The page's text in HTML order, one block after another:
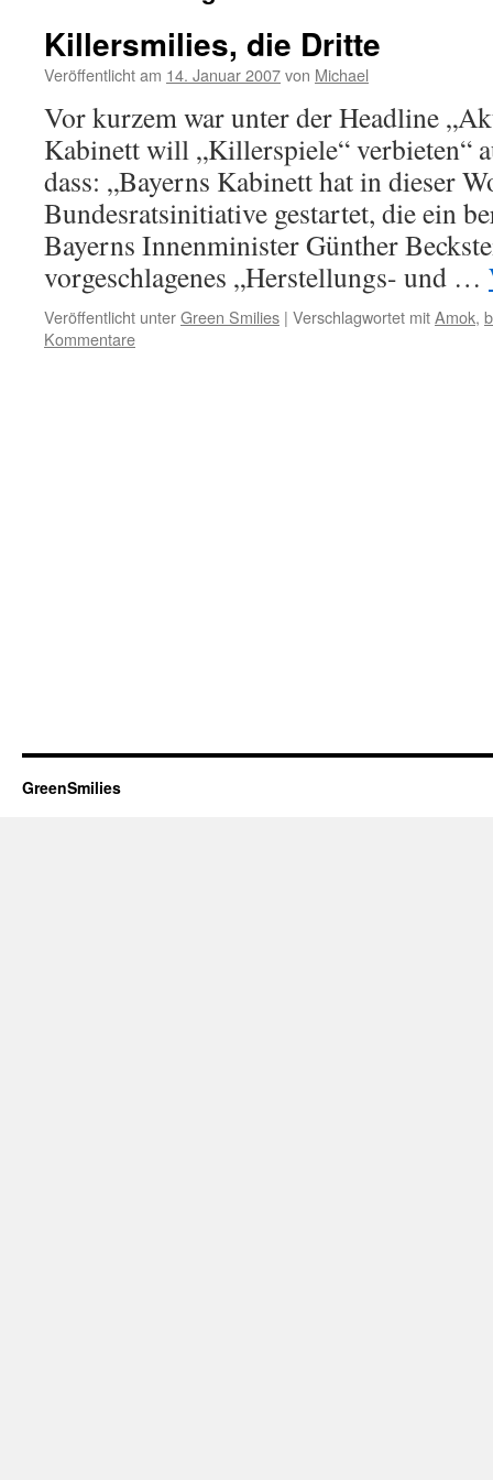
Killersmilies, die Dritte
Veröffentlicht am 14. Januar 2007von Michael
Vor kurzem war unter der Headline
Kabinett will „Killerspiele“ verbieten“
dass: „Bayerns Kabinett hat in dieser
Bundesratsinitiative gestartet, die ein
Bayerns Innenminister Günther
vorgeschlagenes „Herstellungs- und …
Veröffentlicht unterGreen Smilies | Verschlagwortet mitAmok,
Kommentare
GreenSmilies